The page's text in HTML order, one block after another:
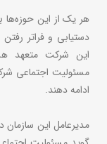
هر یک از این حوزه‌ها
دستیابی و فراتر
این شرکت متعهد
مسئولیت اجتماعی
ادامه دهند.
مدیرعامل این